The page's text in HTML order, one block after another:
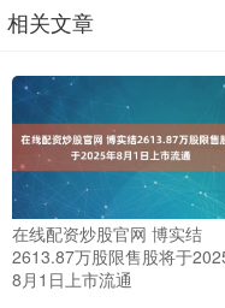
相关文章
在线配资炒股官网 博实结
2613.87万股限售股将于
8月1日上市流通